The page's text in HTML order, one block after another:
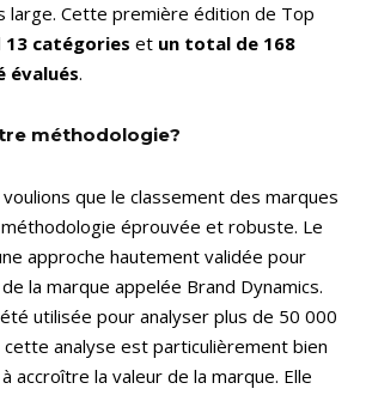
large. Cette première édition de Top
13 catégories et un total de 168
évalués.
méthodologie?
voulions que le classement des marques
éprouvée et robuste. Le
approche hautement validée pour
la marque appelée Brand Dynamics.
utilisée pour analyser plus de 50 000
cette analyse est particulièrement bien
accroître la valeur de la marque. Elle